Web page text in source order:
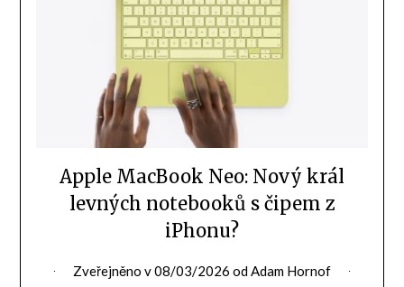
Apple MacBook Neo: Nový král
levných notebooků s čipem z
iPhonu?
Zveřejněno v08/03/2026 odAdam Hornof